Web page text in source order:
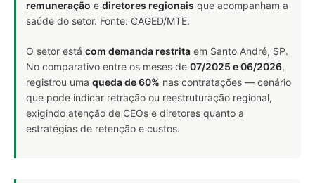
remuneração e diretores regionais que acompanham a
saúde do setor. Fonte: CAGED/MTE.
O setor está com demanda restrita em Santo André, SP.
No comparativo entre os meses de 07/2025 e 06/2026,
registrou uma queda de 60% nas contratações — cenário
que pode indicar retração ou reestruturação regional,
exigindo atenção de CEOs e diretores quanto a
estratégias de retenção e custos.